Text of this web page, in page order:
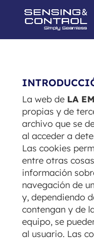
La web de LA
propias y de
archivo que se
al acceder a
Las cookies
entre otras
información
navegación de
y, dependiendo
contengan y de
equipo, se
al usuario. Las